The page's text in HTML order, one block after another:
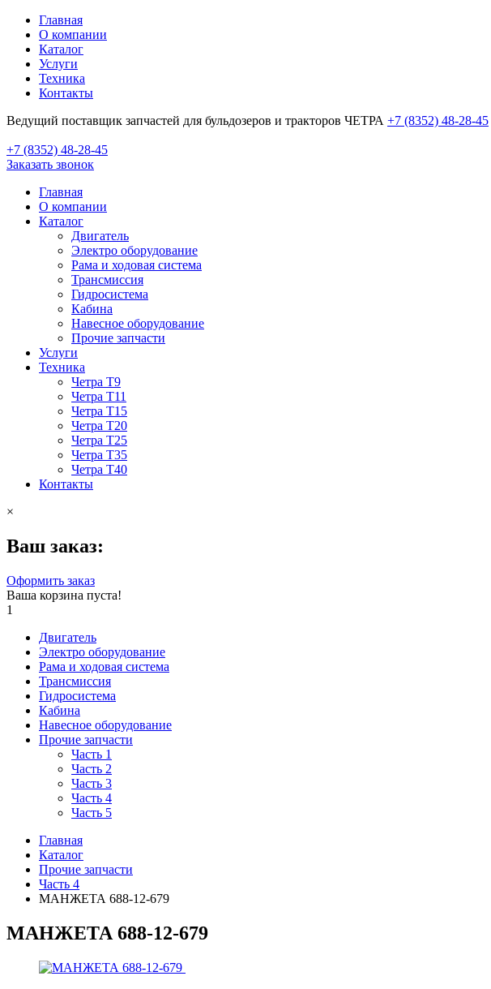
Главная
О компании
Каталог
Услуги
Техника
Контакты
Ведущий поставщик запчастей для бульдозеров и тракторов ЧЕТРА +7 (8352) 48-28-45
+7 (8352) 48-28-45
Заказать звонок
Главная
О компании
Каталог
Двигатель
Электро оборудование
Рама и ходовая система
Трансмиссия
Гидросистема
Кабина
Навесное оборудование
Прочие запчасти
Услуги
Техника
Четра Т9
Четра Т11
Четра Т15
Четра Т20
Четра Т25
Четра Т35
Четра Т40
Контакты
×
Ваш заказ:
Оформить заказ
Ваша корзина пуста!
1
Двигатель
Электро оборудование
Рама и ходовая система
Трансмиссия
Гидросистема
Кабина
Навесное оборудование
Прочие запчасти
Часть 1
Часть 2
Часть 3
Часть 4
Часть 5
Главная
Каталог
Прочие запчасти
Часть 4
МАНЖЕТА 688-12-679
МАНЖЕТА 688-12-679